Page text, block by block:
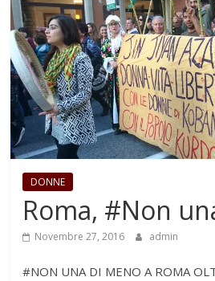
DONNE
Roma, #Non
Novembre 27, 2016 admin
#NON UNA DI MENO A ROMA